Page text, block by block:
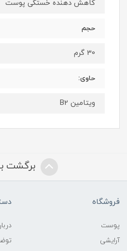
کاهش دهنده خستگی پوست
حجم
30 گرم
حاوی:
ویتامین B2
برگشت
فروشگاه
پوست
آرایشی